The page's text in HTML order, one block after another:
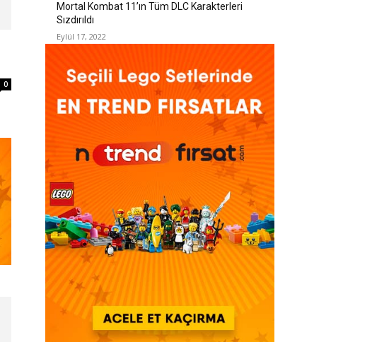
0
Mortal Kombat 11’ın Tüm DLC Karakterleri
Sızdırıldı
Eylül 17, 2022